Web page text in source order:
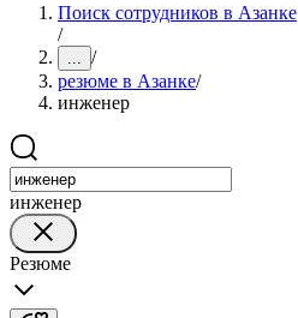
Поиск сотрудников в Азанке
/
... /
резюме в Азанке/
инженер
инженер
Резюме